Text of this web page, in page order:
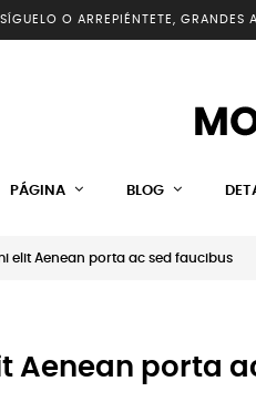
O ARREPIÉNTETE, GRANDES
PÁGINA BLOG
elit Aenean porta ac sed faucibus
Aenean porta